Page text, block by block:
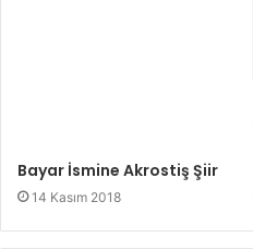
Bayar İsmine Akrostiş Şiir
14 Kasım 2018